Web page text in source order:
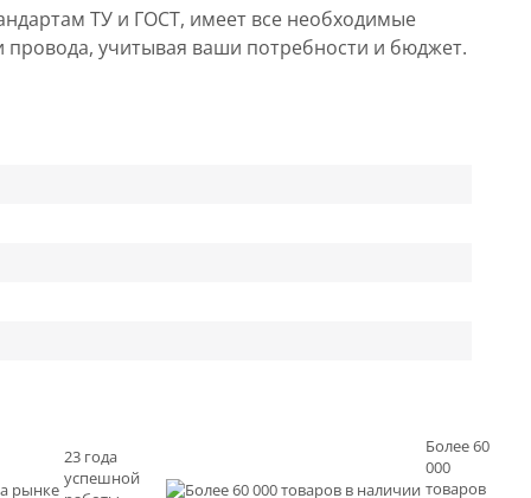
ТУ и ГОСТ, имеет все необходимые
учитывая ваши потребности и бюджет.
23 года
успешной
Более 60
000
товаров